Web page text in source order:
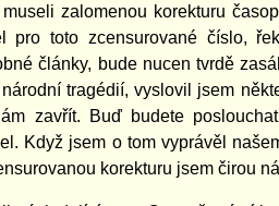
zalomenou korekturu
pro toto zcensurované číslo,
články, bude nucen tvrdě
tragédií, vyslovil jsem
zavřít. Buď budete
Když jsem o tom vyprávěl
korekturu jsem čirou